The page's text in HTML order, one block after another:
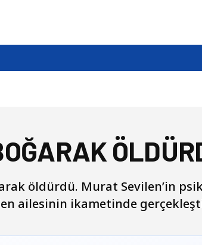
öldürdü. Murat Sevilen’in
ailesinin ikametinde